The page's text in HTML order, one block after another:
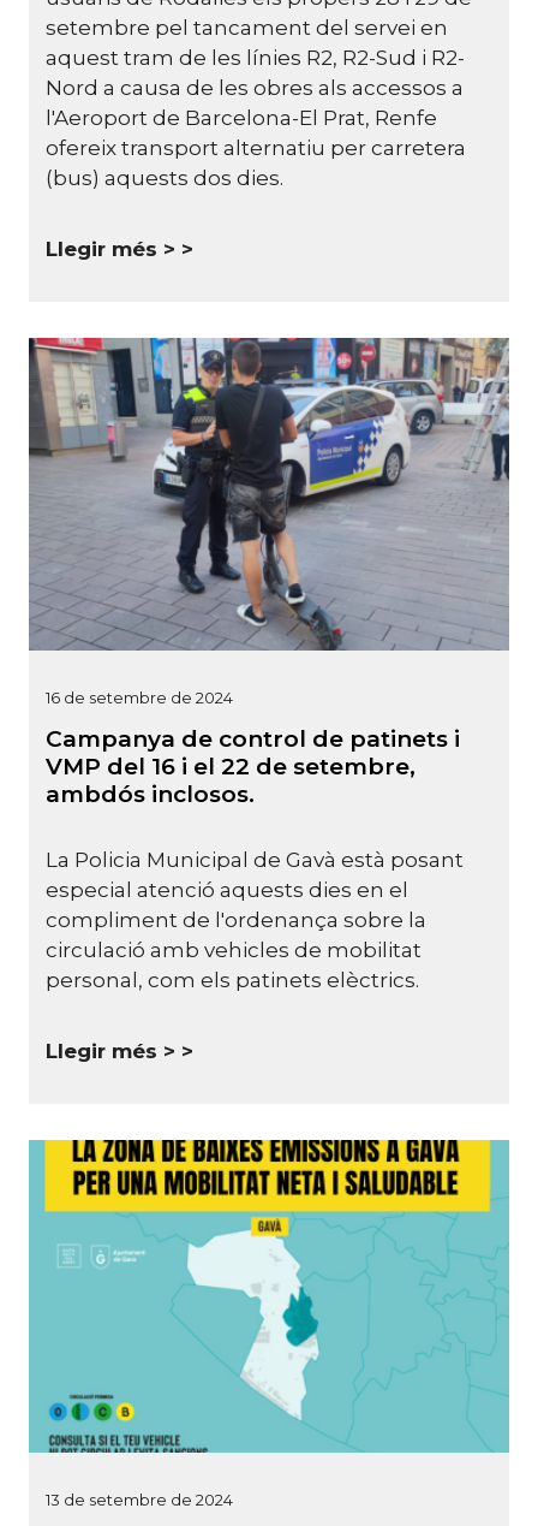
setembre pel tancament del servei en
aquest tram de les línies R2, R2-Sud i R2-
Nord a causa de les obres als accessos a
l'Aeroport de Barcelona-El Prat, Renfe
ofereix transport alternatiu per carretera
(bus) aquests dos dies.
Llegir més >
16 de setembre de 2024
Campanya de control de patinets i
VMP del 16 i el 22 de setembre,
ambdós inclosos.
La Policia Municipal de Gavà està posant
especial atenció aquests dies en el
compliment de l'ordenança sobre la
circulació amb vehicles de mobilitat
personal, com els patinets elèctrics.
Llegir més >
13 de setembre de 2024